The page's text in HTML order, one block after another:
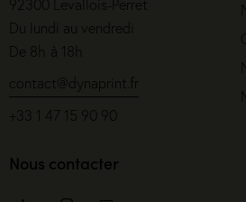
92300 Levallois-Perret
Du lundi au vendredi
De 8h à 18h
contact@dynaprint.fr
+33 1 47 15 90 90
Nous contacter